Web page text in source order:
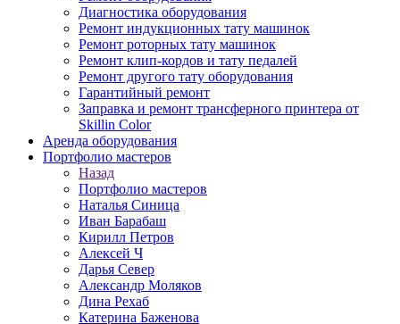
Диагностика оборудования
Ремонт индукционных тату машинок
Ремонт роторных тату машинок
Ремонт клип-кордов и тату педалей
Ремонт другого тату оборудования
Гарантийный ремонт
Заправка и ремонт трансферного принтера от
Skillin Color
Аренда оборудования
Портфолио мастеров
Назад
Портфолио мастеров
Наталья Синица
Иван Барабаш
Кирилл Петров
Алексей Ч
Дарья Север
Александр Моляков
Дина Рехаб
Катерина Баженова